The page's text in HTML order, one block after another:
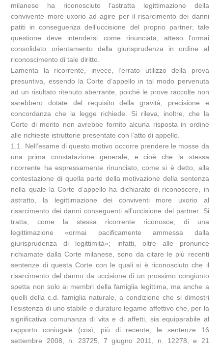
milanese ha riconosciuto l’astratta legittimazione della
convivente more uxorio ad agire per il risarcimento dei danni
patiti in conseguenza dell’uccisione del proprio partner; tale
questione deve intendersi come rinunciata, atteso l’ormai
consolidato orientamento della giurisprudenza in ordine al
riconoscimento di tale diritto.
Lamenta la ricorrente, invece, l’errato utilizzo della prova
presuntiva, essendo la Corte d’appello in tal modo pervenuta
ad un risultato ritenuto aberrante, poiché le prove raccolte non
sarebbero dotate del requisito della gravità, precisione e
concordanza che la legge richiede. Si rileva, inoltre, che la
Corte di merito non avrebbe fornito alcuna risposta in ordine
alle richieste istruttorie presentate con l’atto di appello.
1.1. Nell’esame di questo motivo occorre prendere le mosse da
una prima constatazione generale, e cioè che la stessa
ricorrente ha espressamente rinunciato, come si è detto, alla
contestazione di quella parte della motivazione della sentenza
nella quale la Corte d’appello ha dichiarato di riconoscere, in
astratto, la legittimazione dei conviventi more uxorio al
risarcimento dei danni conseguenti all’uccisione del partner. Si
tratta, come la stessa ricorrente riconosce, di una
legittimazione «ormai pacificamente ammessa dalla
giurisprudenza di legittimità»; infatti, oltre alle pronunce
richiamate dalla Corte milanese, sono da citare le più recenti
sentenze di questa Corte con le quali si è riconosciuto che il
risarcimento del danno da uccisione di un prossimo congiunto
spetta non solo ai membri della famiglia legittima, ma anche a
quelli della c.d. famiglia naturale, a condizione che si dimostri
l’esistenza di uno stabile e duraturo legame affettivo che, per la
significativa comunanza di vita e di affetti, sia equiparabile al
rapporto coniugale (così, più di recente, le sentenze 16
settembre 2008, n. 23725, 7 giugno 2011, n. 12278, e 21